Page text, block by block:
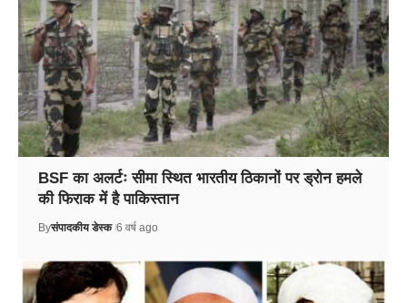
BSF का अलर्टः सीमा स्थित भारतीय ठिकानों पर ड्रोन हमले
की फिराक में है पाकिस्तान
Byसंपादकीय डेस्क 6 वर्ष ago